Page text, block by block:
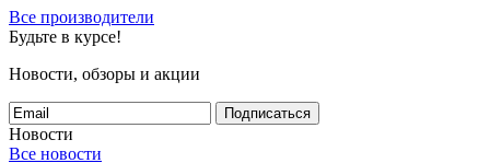
Все производители
Будьте в курсе!
Новости, обзоры и акции
Подписаться
Новости
Все новости